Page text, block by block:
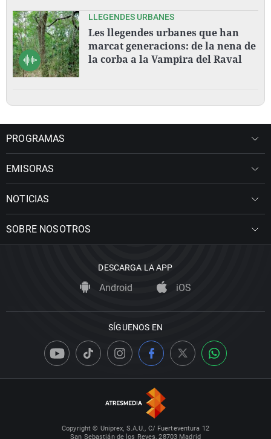
LLEGENDES URBANES
Les llegendes urbanes que han
marcat generacions: de la nena de
la corba a la Vampira del Raval
PROGRAMAS
EMISORAS
NOTICIAS
SOBRE NOSOTROS
DESCARGA LA APP
Android iOS
SÍGUENOS EN
Copyright © Uniprex, S.A.U., C/ Fuerteventura 12
San Sebastián de los Reyes, 28703 Madrid